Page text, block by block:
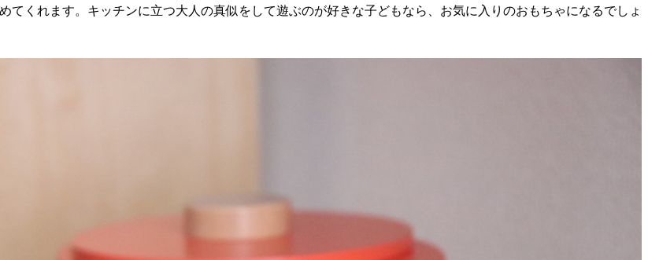
くれます。キッチンに立つ大人の真似をして遊ぶのが好きな子どもなら、お気に入りのおもちゃになるでしょ